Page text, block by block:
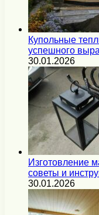
Купольные
успешного
30.01.2026
Изготовление
советы и
30.01.2026